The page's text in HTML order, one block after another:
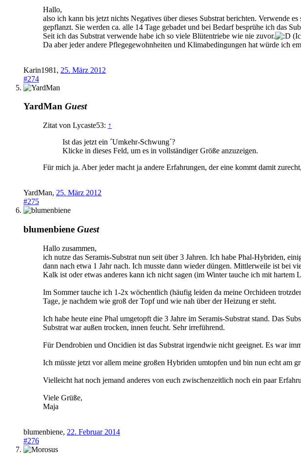
Hallo,
also ich kann bis jetzt nichts Negatives über dieses Substrat berichten. Verwende
gepflanzt. Sie werden ca. alle 14 Tage gebadet und bei Bedarf besprühe ich das
Seit ich das Substrat verwende habe ich so viele Blütentriebe wie nie zuvor.
Da aber jeder andere Pflegegewohnheiten und Klimabedingungen hat würde ich
Karin1981 , 25. März 2012
#274
YardMan Guest
Zitat von Lycaste53: ↑
Ist das jetzt ein ´Umkehr-Schwung´?
Klicke in dieses Feld, um es in vollständiger Größe anzuzeigen.
Für mich ja. Aber jeder macht ja andere Erfahrungen, der eine kommt damit
YardMan, 25. März 2012
#275
blumenbiene Guest
Hallo zusammen,
ich nutze das Seramis-Substrat nun seit über 3 Jahren. Ich habe Phal-Hybriden,
dann nach etwa 1 Jahr nach. Ich musste dann wieder düngen. Mittlerweile ist bei
Kalk ist oder etwas anderes kann ich nicht sagen (im Winter tauche ich mit hartem
Im Sommer tauche ich 1-2x wöchentlich (häufig leiden da meine Orchideen
Tage, je nachdem wie groß der Topf und wie nah über der Heizung er steht.
Ich habe heute eine Phal umgetopft die 3 Jahre im Seramis-Substrat stand. Das
Substrat war außen trocken, innen feucht. Sehr irreführend.
Für Dendrobien und Oncidien ist das Substrat irgendwie nicht geeignet. Es war
Ich müsste jetzt vor allem meine großen Hybriden umtopfen und bin nun echt am
Vielleicht hat noch jemand anderes von euch zwischenzeitlich noch ein paar
Viele Grüße,
Maja
blumenbiene, 22. Februar 2014
#276